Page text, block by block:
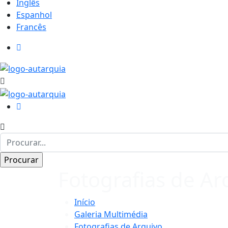
Inglês
Espanhol
Francês
Início
Galeria Multimédia